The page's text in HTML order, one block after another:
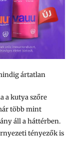
ártatlan
a kutya szőre
több mint
áll a háttérben.
tényezők is